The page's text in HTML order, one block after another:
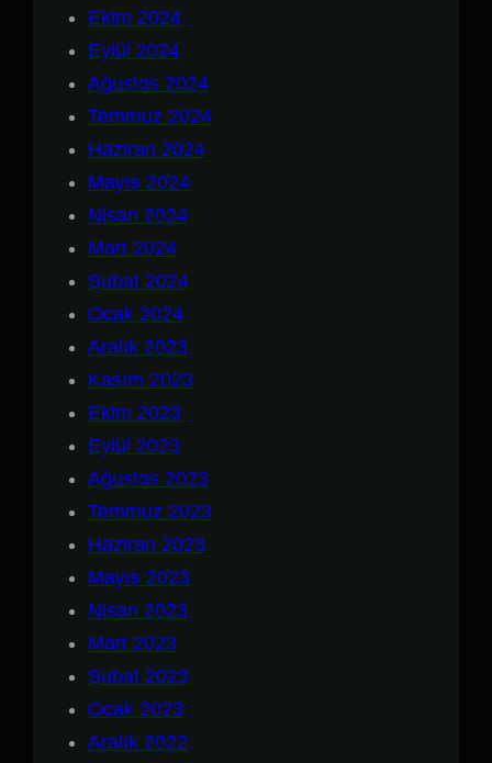
Ekim 2024
Eylül 2024
Ağustos 2024
Temmuz 2024
Haziran 2024
Mayıs 2024
Nisan 2024
Mart 2024
Şubat 2024
Ocak 2024
Aralık 2023
Kasım 2023
Ekim 2023
Eylül 2023
Ağustos 2023
Temmuz 2023
Haziran 2023
Mayıs 2023
Nisan 2023
Mart 2023
Şubat 2023
Ocak 2023
Aralık 2022